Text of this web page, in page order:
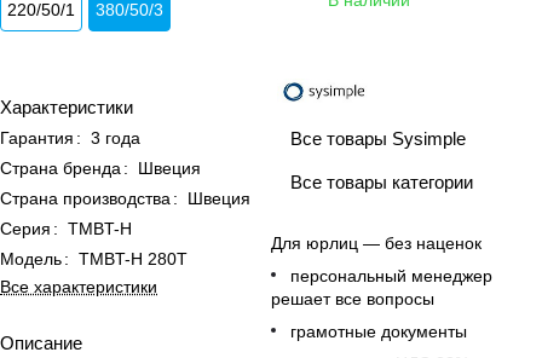
220/50/1 380/50/3
Характеристики
Гарантия : 3 года
Страна бренда :
Швеция
Страна производства :
Швеция
Серия : TMBT-H
Модель: TMBT-H 280T
Все характеристики
Описание
Все товары Sysimple
Все товары категории
Для юрлиц — без наценок
персональный менеджер
решает все вопросы
грамотные документы